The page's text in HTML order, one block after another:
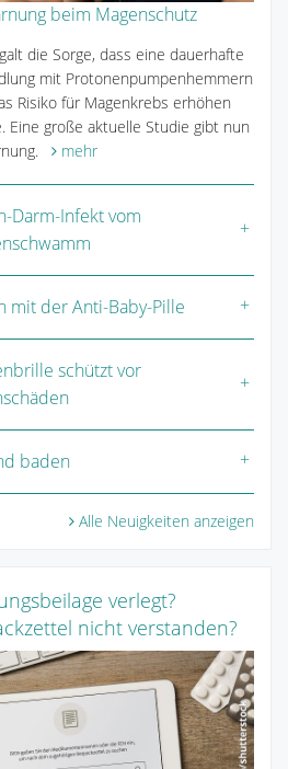
beim Magenschutz
die Sorge, dass eine dauerhafte
mit Protonenpumpenhemmern
Risiko für Magenkrebs erhöhen
Eine große aktuelle Studie gibt nun
mehr
Darm-Infekt vom
mit der Anti-Baby-Pille
schützt vor
baden
Alle Neuigkeiten anzeigen
verlegt?
nicht verstanden?